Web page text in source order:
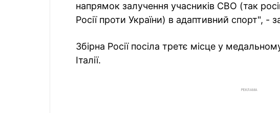
напрямок залучення учасників СВО (так
Росії проти України) в адаптивний спорт", -
Збірна Росії посіла третє місце у
Італії.
РЕКЛАМА